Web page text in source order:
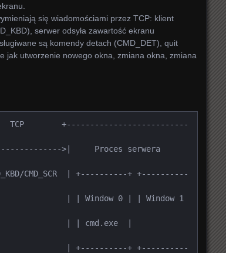
się wiadomościami przez TCP: klient
serwer odsyła zawartość ekranu
są komendy detach (CMD_DET), quit
jak utworzenie nowego okna, zmiana okna, zmiana
+--------------------------
>|     Proces serwera
CMD_SCR  | +----------+ +----------
| | Window 0 | | Window 1
| | cmd.exe  |
| +----------+ +----------